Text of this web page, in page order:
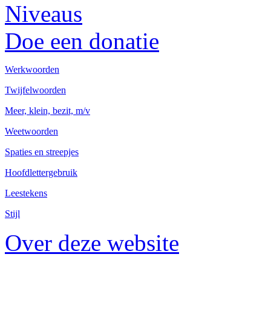
Niveaus
Doe een donatie
Werkwoorden
Twijfelwoorden
Meer, klein, bezit, m/v
Weetwoorden
Spaties en streepjes
Hoofdlettergebruik
Leestekens
Stijl
Over deze website